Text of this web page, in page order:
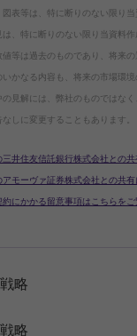
略
略
表等は、特に断りのない限り
、特に断りのない限り当資料
等は過去のものであり、将来
かなる内容も、将来の市場環
見解には、弊社のものではな
しに変更することもあります。
井住友信託銀行株式会社との共
モーヴァ証券株式会社との共有
にかかる留意事項はこちらをご